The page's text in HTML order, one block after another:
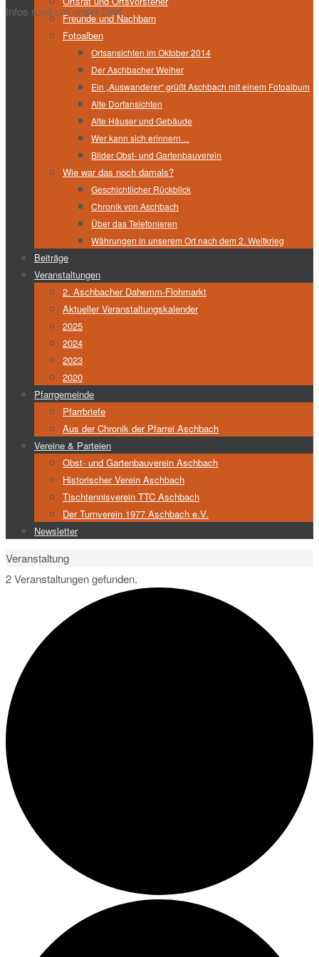
Infos rund um unser Dorf
Freunde und Nachbarn
Fotoalben
Ortsansichten im Oktober 2014
Der Aschbacher Weiher
Ein „Auswanderer“ grüßt Aschbach mit einem Fotoalbum
Alte Dorfansichten
Alte Häuser und Gebäude
Wer kann sich erinnern…
Bilder Obst- und Gartenbauverein
Wie war das noch damals?
Geschichtlicher Rückblick
Chronik von Aschbach
Über das Telefonieren
Währungen in unserem Ort nach dem 2. Weltkrieg
Beiträge
Veranstaltungen
2. Aschbacher Dahemm-Flohmarkt
Aktueller Veranstaltungskalender
2025
2024
2023
2020
Pfarrgemeinde
Pfarrbriefe
Aus der Chronik der Pfarrei Aschbach
Vereine & Parteien
Obst- und Gartenbauverein Aschbach
Historischer Verein Aschbach
Tischtennisverein TTC Aschbach
Der Turnverein 1977 Aschbach e.V.
Newsletter
Start
Veranstaltung
2 Veranstaltungen gefunden.